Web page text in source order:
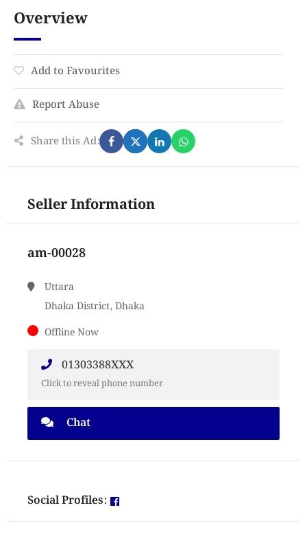
Overview
Add to Favourites
Report Abuse
Share this Ad:
Seller Information
am-00028
Uttara
Dhaka District, Dhaka
Offline Now
01303388XXX
Click to reveal phone number
Chat
Social Profiles: